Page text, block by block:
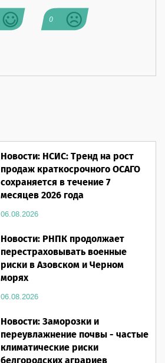
0
Новости: НСИС: Тренд на рост
продаж краткосрочного ОСАГО
сохраняется в течение 7
месяцев 2026 года
06.08.2026
Новости: РНПК продолжает
перестраховывать военные
риски в Азовском и Черном
морях
06.08.2026
Новости: Заморозки и
переувлажнение почвы - частые
климатические риски